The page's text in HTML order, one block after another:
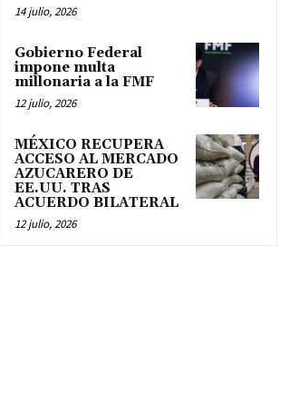
14 julio, 2026
Gobierno Federal
impone multa
millonaria a la FMF
12 julio, 2026
MÉXICO RECUPERA
ACCESO AL MERCADO
AZUCARERO DE
EE.UU. TRAS
ACUERDO BILATERAL
12 julio, 2026